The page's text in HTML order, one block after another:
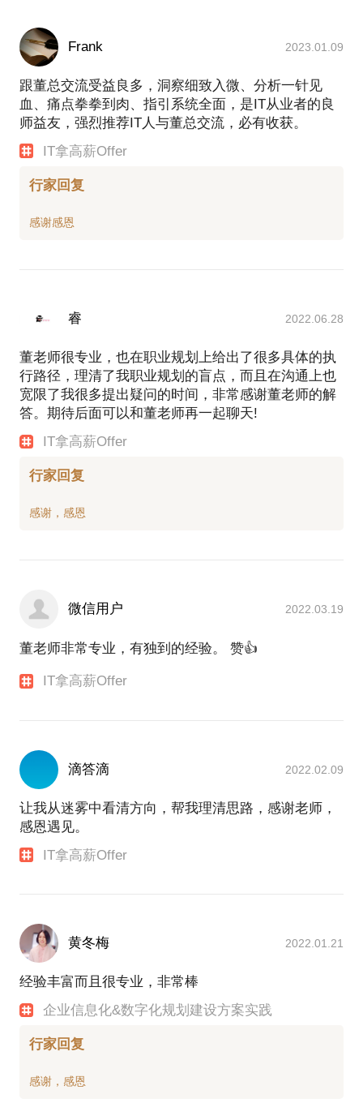
Frank 2023.01.09
跟董总交流受益良多，洞察细致入微、分析一针见
血、痛点拳拳到肉、指引系统全面，是IT从业者的良
师益友，强烈推荐IT人与董总交流，必有收获。
IT拿高薪Offer
行家回复
睿 2022.06.28
董老师很专业，也在职业规划上给出了很多具体的执
行路径，理清了我职业规划的盲点，而且在沟通上也
宽限了我很多提出疑问的时间，非常感谢董老师的解
答。期待后面可以和董老师再一起聊天!
IT拿高薪Offer
行家回复
微信用户 2022.03.19
董老师非常专业，有独到的经验。 赞👍
IT拿高薪Offer
滴答滴 2022.02.09
让我从迷雾中看清方向，帮我理清思路，感谢老师，
感恩遇见。
IT拿高薪Offer
黄冬梅 2022.01.21
经验丰富而且很专业，非常棒
企业信息化&数字化规划建设方案实践
行家回复